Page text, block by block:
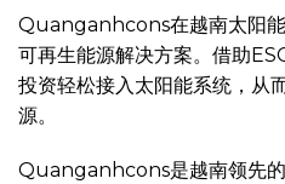
Quanganhcons在越南太阳
可再生能源解决方案。借助
投资轻松接入太阳能系统，从
源。
Quanganhcons是越南领先的